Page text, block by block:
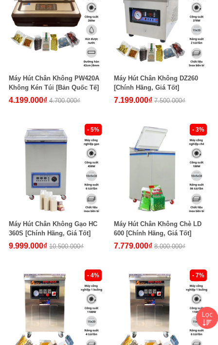
Máy Hút Chân Không PW420A
Không Kén Túi [Bản Quốc Tế]
4.199.000₫ 4.700.000₫
Máy Hút Chân Không DZ260
[Chính Hãng, Giá Tốt]
7.199.000₫ 7.500.000₫
- 5%
Máy Hút Chân Không Gạo HC
360S [Chính Hãng, Giá Tốt]
9.999.000₫ 10.500.000₫
- 3%
Máy Hút Chân Không Chè LD
600 [Chính Hãng, Giá Tốt]
7.779.000₫ 8.000.000₫
- 4% - 7%